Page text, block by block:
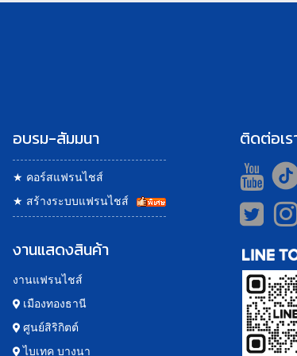
อบรม-สัมมนา
★ คอร์สแฟรนไชส์
★ สร้างระบบแฟรนไชส์
งานแสดงสินค้า
งานแฟรนไชส์
เมืองทองธานี
ศูนย์สิริกิตต์
ไบเทค บางนา
ติดต่อเร